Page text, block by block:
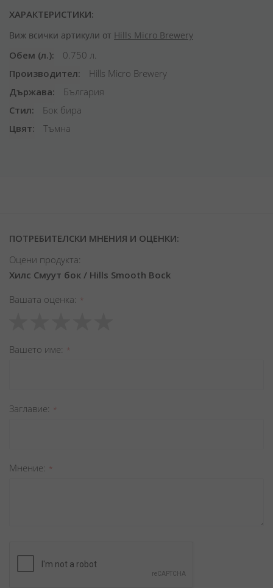
ХАРАКТЕРИСТИКИ:
Виж всички артикули от Hills Micro Brewery
Обем (л.)
0.750 л.
Производител
Hills Micro Brewery
Държава
България
Стил
Бок бира
Цвят
Тъмна
ПОТРЕБИТЕЛСКИ МНЕНИЯ И ОЦЕНКИ:
Оцени продукта:
Хилс Смуут бок / Hills Smooth Bock
Вашата оценка
star
stars
stars
stars
stars
Вашето име
Заглавиe
Мнение